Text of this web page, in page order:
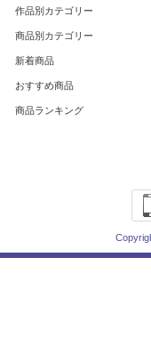
作品別カテゴリー
商品別カテゴリー
新着商品
おすすめ商品
商品ランキング